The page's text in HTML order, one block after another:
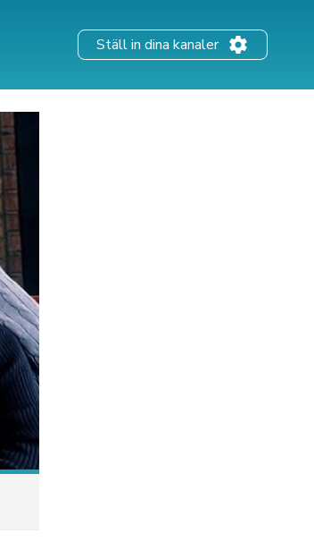
Ställ in dina kanaler